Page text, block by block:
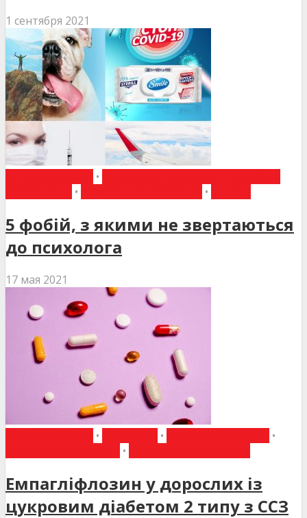
1 сентября 2021
•
• •
5 фобій, з якими не звертаються
до психолога
17 мая 2021
• •
•
•
Емпагліфлозин у дорослих із
цукровим діабетом 2 типу з ССЗ